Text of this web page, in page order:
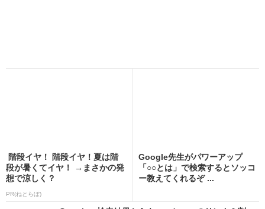
階段イヤ！ 階段イヤ！夏は階
段が暑くてイヤ！ →まさかの発
想で涼しく？
PR(ねとらぼ)
Google先生がパワーアップ
「○○とは」で検索するとソッコ
ー教えてくれるぞ ...